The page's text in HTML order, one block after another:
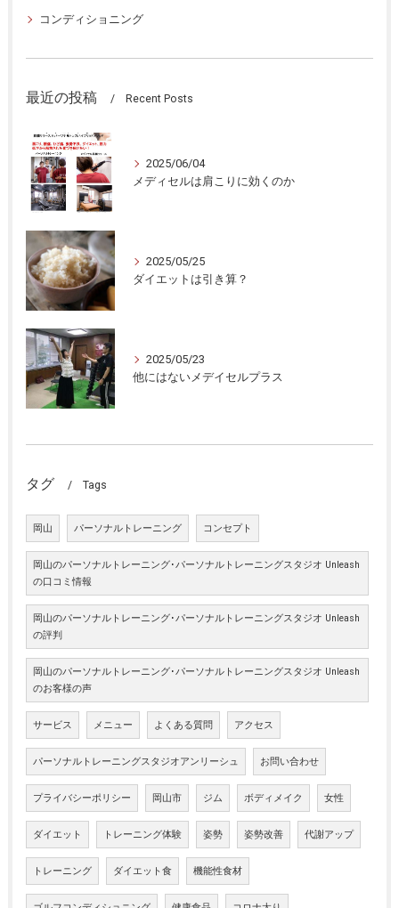
コンディショニング
最近の投稿 Recent Posts
2025/06/04
メディセルは肩こりに効くのか
2025/05/25
ダイエットは引き算？
2025/05/23
他にはないメデイセルプラス
タグ Tags
岡山 パーソナルトレーニング コンセプト
岡山のパーソナルトレーニング･パーソナルトレーニングスタジオ Unleash
の口コミ情報
岡山のパーソナルトレーニング･パーソナルトレーニングスタジオ Unleash
の評判
岡山のパーソナルトレーニング･パーソナルトレーニングスタジオ Unleash
のお客様の声
サービス メニュー よくある質問 アクセス
パーソナルトレーニングスタジオアンリーシュ お問い合わせ
プライバシーポリシー 岡山市 ジム ボディメイク 女性
ダイエット トレーニング体験 姿勢 姿勢改善 代謝アップ
トレーニング ダイエット食 機能性食材